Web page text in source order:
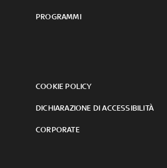
PROGRAMMI
COOKIE POLICY
DICHIARAZIONE DI ACCESSIBILITÀ
CORPORATE